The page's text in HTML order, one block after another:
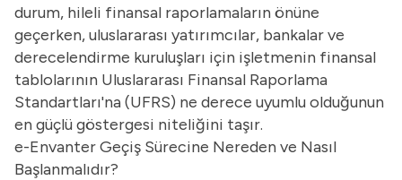
durum, hileli finansal raporlamaların önüne
geçerken, uluslararası yatırımcılar, bankalar ve
derecelendirme kuruluşları için işletmenin finansal
tablolarının Uluslararası Finansal Raporlama
Standartları'na (UFRS) ne derece uyumlu olduğunun
en güçlü göstergesi niteliğini taşır.
e-Envanter Geçiş Sürecine Nereden ve Nasıl
Başlanmalıdır?